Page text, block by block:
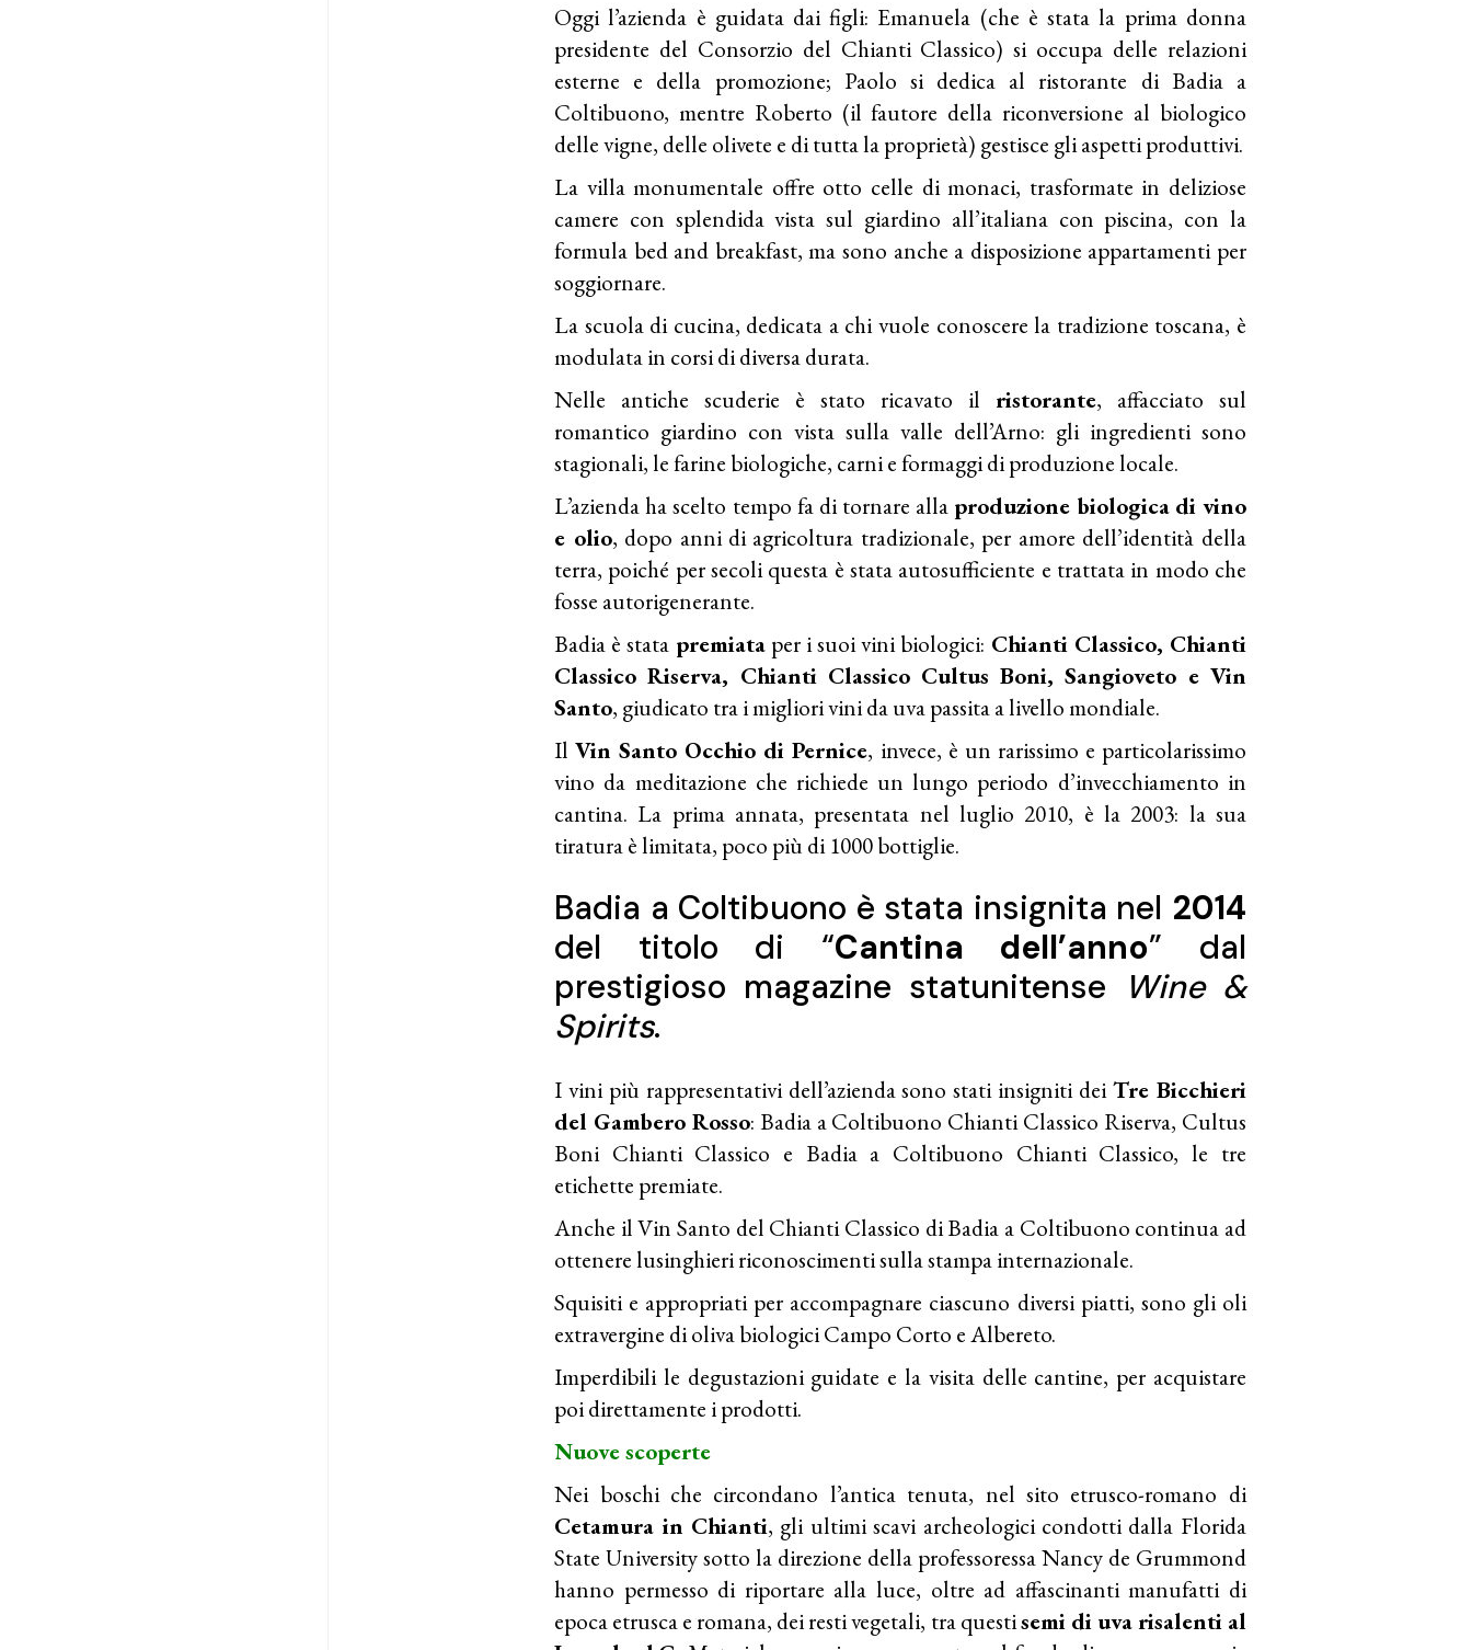
Oggi l’azienda è guidata dai figli: Emanuela (che è stata la prima donna
presidente del Consorzio del Chianti Classico) si occupa delle relazioni
esterne e della promozione; Paolo si dedica al ristorante di Badia a
Coltibuono, mentre Roberto (il fautore della riconversione al biologico
delle vigne, delle olivete e di tutta la proprietà) gestisce gli aspetti produttivi.
La villa monumentale offre otto celle di monaci, trasformate in deliziose
camere con splendida vista sul giardino all’italiana con piscina, con la
formula bed and breakfast, ma sono anche a disposizione appartamenti per
soggiornare.
La scuola di cucina, dedicata a chi vuole conoscere la tradizione toscana, è
modulata in corsi di diversa durata.
Nelle antiche scuderie è stato ricavato il ristorante, affacciato sul
romantico giardino con vista sulla valle dell’Arno: gli ingredienti sono
stagionali, le farine biologiche, carni e formaggi di produzione locale.
L’azienda ha scelto tempo fa di tornare alla produzione biologica di vino
e olio, dopo anni di agricoltura tradizionale, per amore dell’identità della
terra, poiché per secoli questa è stata autosufficiente e trattata in modo che
fosse autorigenerante.
Badia è stata premiataper i suoi vini biologici: Chianti Classico, Chianti
Classico Riserva, Chianti Classico Cultus Boni, Sangioveto e Vin
Santo, giudicato tra i migliori vini da uva passita a livello mondiale.
IlVin Santo Occhio di Pernice, invece, è un rarissimo e particolarissimo
vino da meditazione che richiede un lungo periodo d’invecchiamento in
cantina. La prima annata, presentata nel luglio 2010, è la 2003: la sua
tiratura è limitata, poco più di 1000 bottiglie.
Badia a Coltibuono è stata insignita nel 2014
del titolo di “Cantina dell’anno” dal
prestigioso magazine statunitense
Wine &
Spirits.
I vini più rappresentativi dell’azienda sono stati insigniti deiTre Bicchieri
del Gambero Rosso: Badia a Coltibuono Chianti Classico Riserva, Cultus
Boni Chianti Classico e Badia a Coltibuono Chianti Classico, le tre
etichette premiate.
Anche il Vin Santo del Chianti Classico di Badia a Coltibuono continua ad
ottenere lusinghieri riconoscimenti sulla stampa internazionale.
Squisiti e appropriati per accompagnare ciascuno diversi piatti, sono gli oli
extravergine di oliva biologici Campo Corto e Albereto.
Imperdibili le degustazioni guidate e la visita delle cantine, per acquistare
poi direttamente i prodotti.
Nuove scoperte
Nei boschi che circondano l’antica tenuta, nel sito etrusco-romano di
Cetamura in Chianti, gli ultimi scavi archeologici condotti dalla Florida
State University sotto la direzione della professoressa Nancy de Grummond
hanno permesso di riportare alla luce, oltre ad affascinanti manufatti di
epoca etrusca e romana, dei resti vegetali, tra questisemi di uva risalenti al